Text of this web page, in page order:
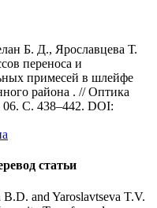
Б. Д., Ярославцева Т.
переноса и
примесей в шлейфе
района . // Оптика
С. 438–442. DOI:
статьи
and Yaroslavtseva T.V.